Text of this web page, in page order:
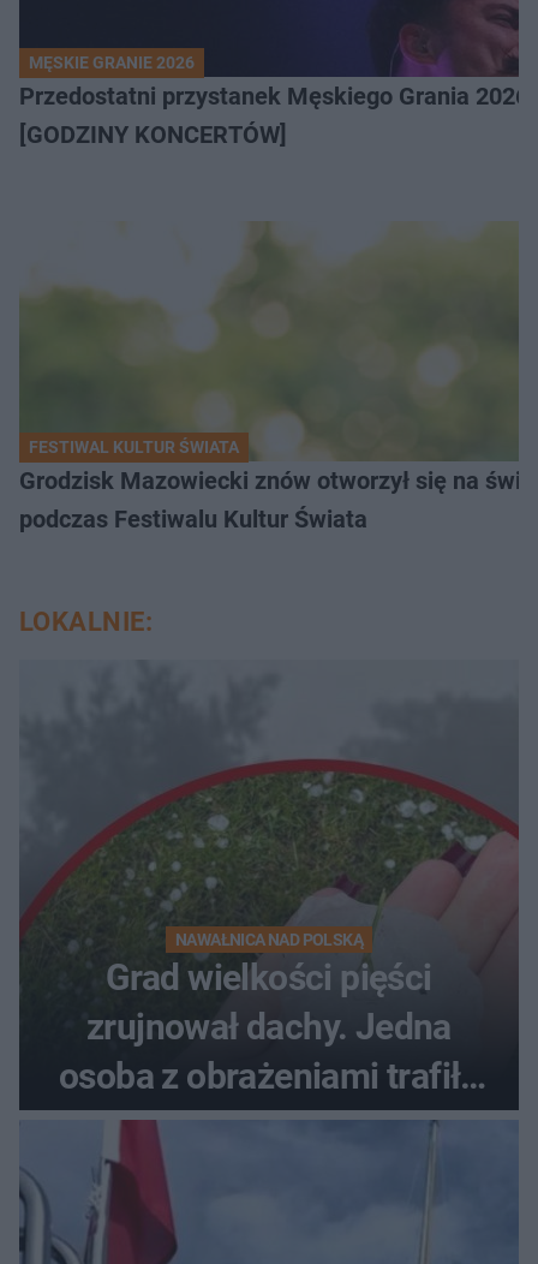
MĘSKIE GRANIE 2026
Przedostatni przystanek Męskiego Grania 2026
[GODZINY KONCERTÓW]
FESTIWAL KULTUR ŚWIATA
Grodzisk Mazowiecki znów otworzył się na
podczas Festiwalu Kultur Świata
LOKALNIE:
NAWAŁNICA NAD POLSKĄ
Grad wielkości pięści
zrujnował dachy. Jedna
osoba z obrażeniami trafiła
do szpitala